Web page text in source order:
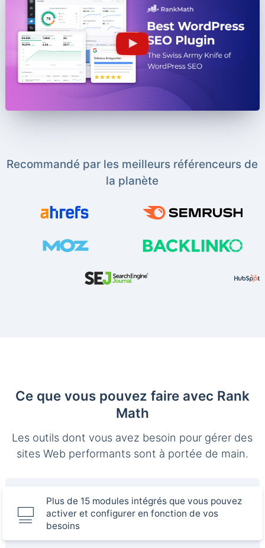
Recommandé par les meilleurs référenceurs de
la planète
Ce que vous pouvez faire avec Rank
Math
Les outils dont vous avez besoin pour gérer des
sites Web performants sont à portée de main.
Plus de 15 modules intégrés que vous pouvez
activer et configurer en fonction de vos
besoins